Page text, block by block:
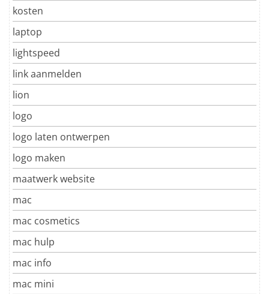
kosten
laptop
lightspeed
link aanmelden
lion
logo
logo laten ontwerpen
logo maken
maatwerk website
mac
mac cosmetics
mac hulp
mac info
mac mini